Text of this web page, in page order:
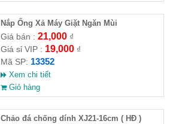
Nắp Ống Xả Máy Giặt Ngăn Mùi
Giá bán : 21,000₫
Giá sỉ VIP : 19,000₫
Mã SP: 13352
Xem chi tiết
Giỏ hàng
Chảo đá chống dính XJ21-16cm ( HĐ )